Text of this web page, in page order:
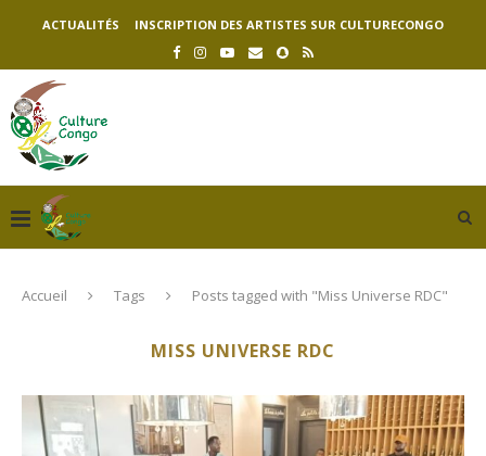
ACTUALITÉS INSCRIPTION DES ARTISTES SUR CULTURECONGO
Accueil Tags Posts tagged with "Miss Universe RDC"
MISS UNIVERSE RDC